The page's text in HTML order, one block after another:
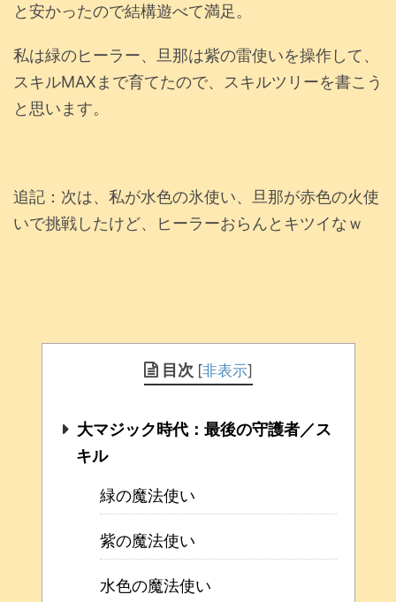
と安かったので結構遊べて満足。
私は緑のヒーラー、旦那は紫の雷使いを操作して、
スキルMAXまで育てたので、スキルツリーを書こう
と思います。
追記：次は、私が水色の氷使い、旦那が赤色の火使
いで挑戦したけど、ヒーラーおらんとキツイなｗ
目次 [非表示]
大マジック時代：最後の守護者／ス
キル
緑の魔法使い
紫の魔法使い
水色の魔法使い